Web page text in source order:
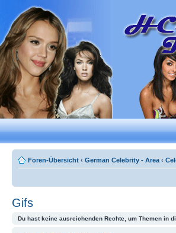
Foren-Übersicht ‹ German Celebrity - Area ‹
Gifs
Du hast keine ausreichenden Rechte, um Themen in